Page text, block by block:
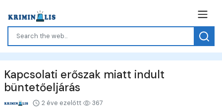
Kapcsolati erőszak miatt indult
büntetőeljárás
2 éve ezelőtt 367